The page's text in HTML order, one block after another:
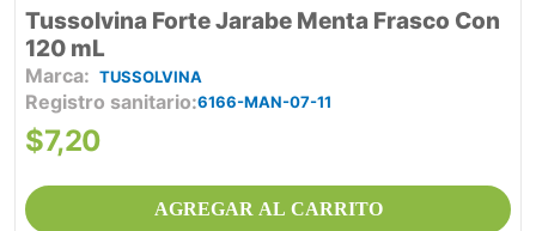
Tussolvina Forte Jarabe Menta Frasco Con
120 mL
TUSSOLVINA
Registro sanitario 6166-MAN-07-11
$7,20
AGREGAR AL CARRITO